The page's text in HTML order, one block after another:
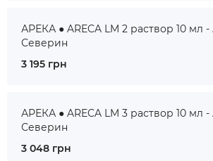
АРЕКА ● ARECA LM 2 раствор 10 мл
Северин
3 195 грн
АРЕКА ● ARECA LM 3 раствор 10 мл
Северин
3 048 грн